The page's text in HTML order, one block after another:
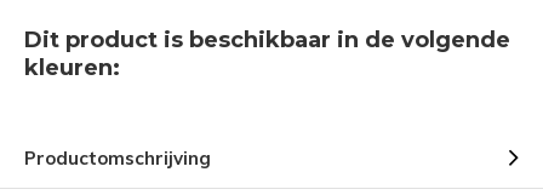
Dit product is beschikbaar in de volgende
kleuren:
Productomschrijving